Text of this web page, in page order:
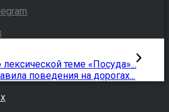
лексической теме «Посуда»...
поведения на дорогах...